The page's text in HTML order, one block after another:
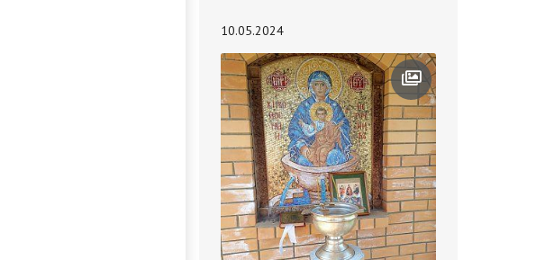
10.05.2024